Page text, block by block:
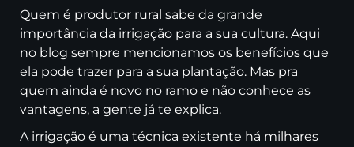
Quem é produtor rural sabe da grande
importância da irrigação para a sua cultura. Aqui
no blog sempre mencionamos os benefícios que
ela pode trazer para a sua plantação. Mas pra
quem ainda é novo no ramo e não conhece as
vantagens, a gente já te explica.
A irrigação é uma técnica existente há milhares